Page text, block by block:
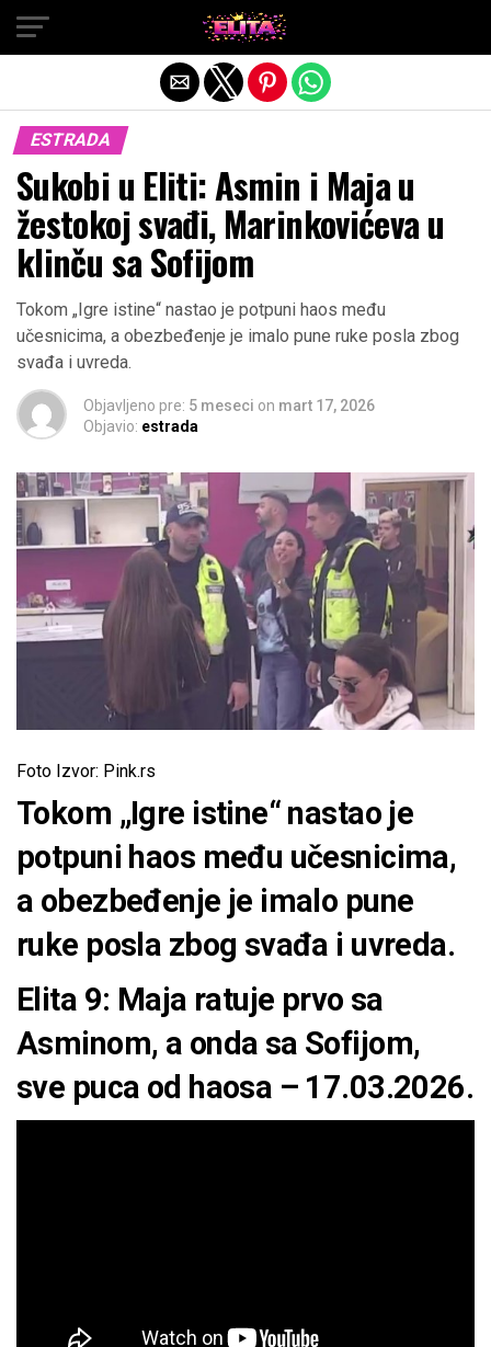
ESTRADA
Sukobi u Eliti: Asmin i Maja u
žestokoj svađi, Marinkovićeva u
klinču sa Sofijom
Tokom „Igre istine“ nastao je potpuni haos među
učesnicima, a obezbeđenje je imalo pune ruke posla zbog
svađa i uvreda.
Objavljeno pre: 5 meseci on mart 17, 2026
Objavio: estrada
Foto Izvor: Pink.rs
Tokom „Igre istine“ nastao je
potpuni haos među učesnicima,
a obezbeđenje je imalo pune
ruke posla zbog svađa i uvreda.
Elita 9: Maja ratuje prvo sa
Asminom, a onda sa Sofijom,
sve puca od haosa – 17.03.2026.
Exit mobile version